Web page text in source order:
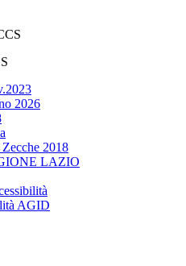
2026
2018
LAZIO
AGID